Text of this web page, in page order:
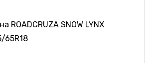
ROADCRUZA SNOW LYNX
65R18